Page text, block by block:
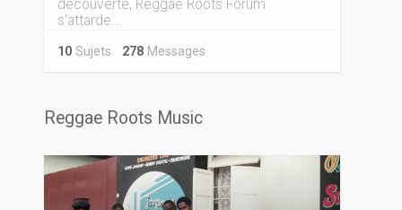
découverte, Reggae Roots Forum
s'attarde...
10Sujets 278Messages
Reggae Roots Music